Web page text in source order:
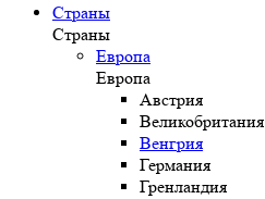
Страны
Страны
Европа
Европа
Австрия
Великобритания
Венгрия
Германия
Гренландия